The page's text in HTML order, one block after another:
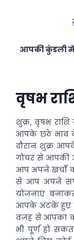
आपकी कुंडली में
वृषभ
शुक्र, वृषभ
आपके छठे भाव
दौरान शुक्र
गोचर से आपकी
आप अपने खर्चों
से आप अपने
योजनाएं
आपके अटके हुए
वजह से आपका
भी पूर्ण हो